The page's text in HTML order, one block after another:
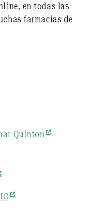
en todas las
farmacias de
Quinton